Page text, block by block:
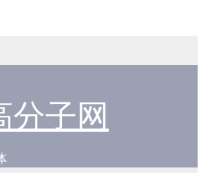
分子网